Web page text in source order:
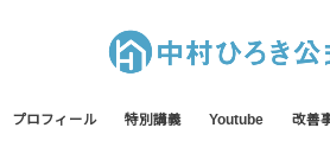
プロフィール 特別講義 Youtube 改善